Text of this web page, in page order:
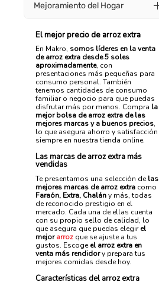
Mejoramiento del Hogar
El mejor precio de arroz extra
En Makro, somos líderes en la venta
de arroz extra desde 5 soles
aproximadamente, con
presentaciones más pequeñas para
consumo personal. También
tenemos cantidades de consumo
familiar o negocio para que puedas
disfrutar más por menos. Compra la
mejor bolsa de arroz extra de las
mejores marcas y a buenos precios,
lo que asegura ahorro y satisfacción
siempre en nuestra tienda online.
Las marcas de arroz extra más
vendidas
Te presentamos una selección delas
mejores marcas de arroz extra como
Faraón, Extra, Chalány más, todas
de reconocido prestigio en el
mercado. Cada una de ellas cuenta
con su propio sello de calidad, lo
que asegura que puedas elegirel
mejorarroz que se ajuste a tus
gustos. Escogeel arroz extra en
venta más rendidory prepara tus
mejores comidas desde hoy.
Características del arroz extra